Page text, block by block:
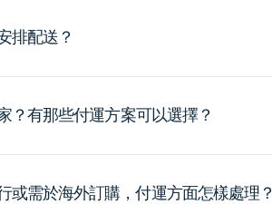
排配送？
？有那些付運方案可以選擇？
需於海外訂購，付運方面怎樣處理？